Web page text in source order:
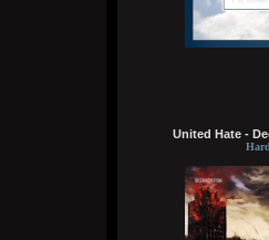
Wirtuozik
Вчера в 05:46:44
Кукуня
6 августа 2026
United Hate -